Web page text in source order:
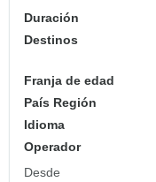
Duración
Destinos
Franja de edad
País Región
Idioma
Operador
Desde